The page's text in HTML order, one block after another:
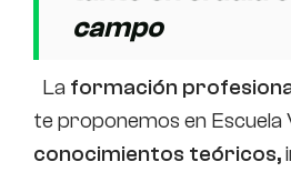
campo
La formación
te proponemos en Escuela
conocimientos teóricos,